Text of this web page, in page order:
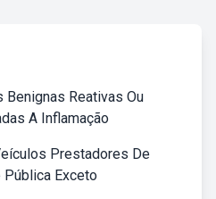
Reativas Ou
A Inflamação
Prestadores De
Exceto